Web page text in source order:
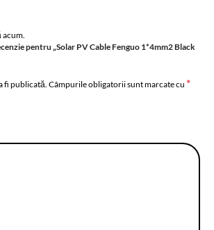
acum.
pentru „Solar PV Cable Fenguo 1*4mm2 Black
fi publicată. Câmpurile obligatorii sunt marcate cu *